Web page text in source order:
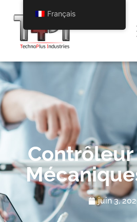
Contrôleur
juin 3,
Français